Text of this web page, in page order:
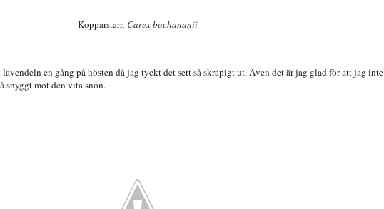
Kopparstarr, Carex buchananii
en gång på hösten då jag tyckt det sett så skräpigt ut. Även det är jag glad för att jag inte
snyggt mot den vita snön.